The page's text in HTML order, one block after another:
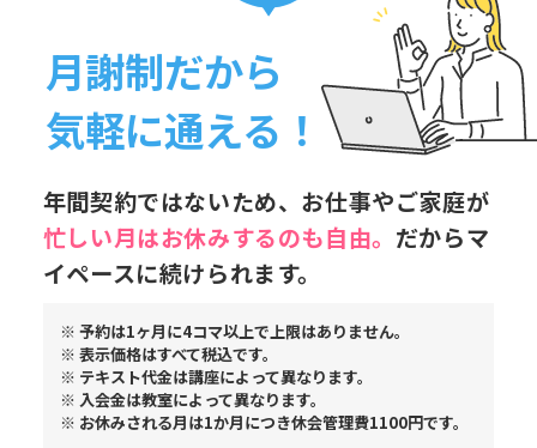
月謝制だから
気軽に通える！
年間契約ではないため、お仕事やご家庭が
忙しい月はお休みするのも自由。 だからマ
イペースに続けられます。
※ 予約は1ヶ月に4コマ以上で上限はありません。
※ 表示価格はすべて税込です。
※ テキスト代金は講座によって異なります。
※ 入会金は教室によって異なります。
※ お休みされる月は1か月につき休会管理費1100円です。